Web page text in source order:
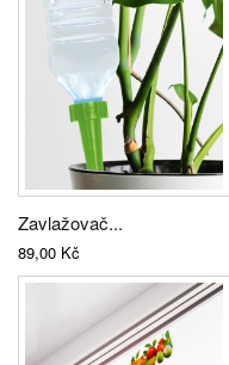
Zavlažovač...
89,00 Kč